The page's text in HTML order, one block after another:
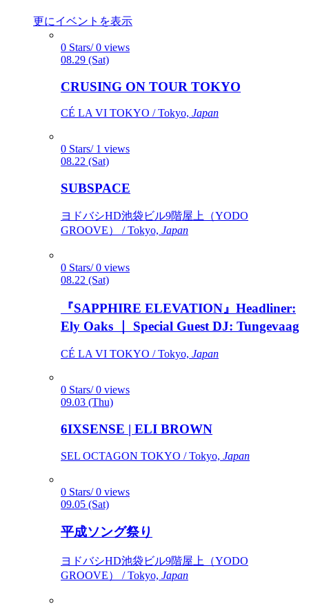
更にイベントを表示
0 Stars/ 0 views
08.29 (Sat)
CRUSING ON TOUR TOKYO
CÉ LA VI TOKYO / Tokyo, Japan
0 Stars/ 1 views
08.22 (Sat)
SUBSPACE
ヨドバシHD池袋ビル9階屋上（YODO
GROOVE） / Tokyo, Japan
0 Stars/ 0 views
08.22 (Sat)
『SAPPHIRE ELEVATION』Headliner:
Ely Oaks ｜ Special Guest DJ: Tungevaag
CÉ LA VI TOKYO / Tokyo, Japan
0 Stars/ 0 views
09.03 (Thu)
6IXSENSE | ELI BROWN
SEL OCTAGON TOKYO / Tokyo, Japan
0 Stars/ 0 views
09.05 (Sat)
平成ソング祭り
ヨドバシHD池袋ビル9階屋上（YODO
GROOVE） / Tokyo, Japan